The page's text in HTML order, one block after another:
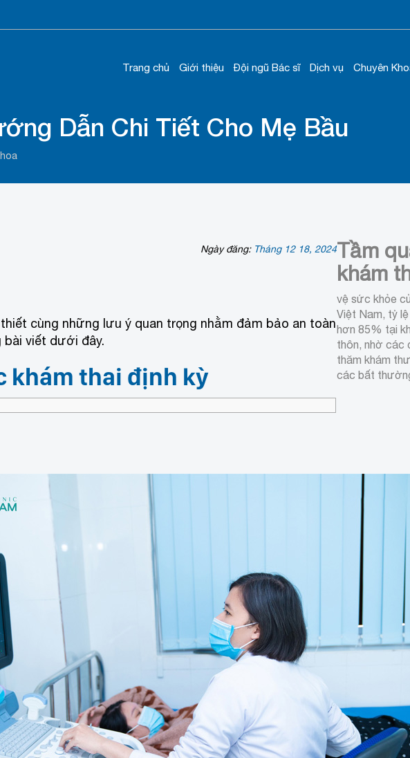
Trang chủ Giới thiệu Đội ngũ Bác sĩ Dịch vụ Chuyên
Dẫn Chi Tiết Cho Mẹ Bầu
Ngày đăng: Tháng 12 18, 2024
cùng những lưu ý quan trọng nhằm đảm bảo an toàn
bài viết dưới đây.
khám thai định kỳ
Tầm
khám
vệ sức khỏe
Việt Nam, tỷ
hơn 85% tại
thôn, nhờ các
thăm khám
các bất